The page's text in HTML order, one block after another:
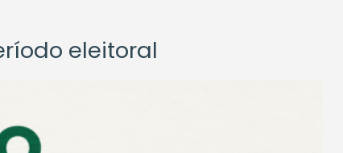
eleitoral